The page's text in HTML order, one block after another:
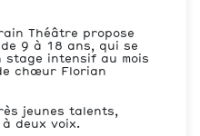
Théâtre propose
9 à 18 ans, qui se
intensif au mois
chœur Florian
jeunes talents,
deux voix.